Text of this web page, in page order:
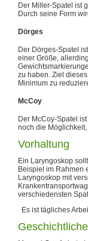
Der Miller-Spatel ist
Durch seine Form
Dörges
Der Dörges-Spatel
einer Größe,
zu haben. Ziel
Minimum zu
McCoy
Der McCoy-Spatel
noch die
Vorhaltung
Ein Laryngoskop
Beispiel im Rahmen
Laryngoskop mit
verschiedensten
Es ist tägliches